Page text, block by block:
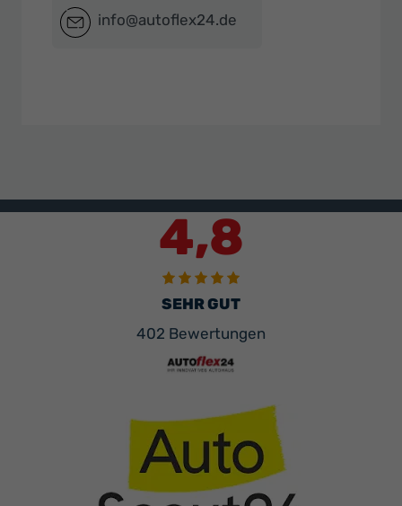
info@autoflex24.de
4,8
SEHR GUT
402 Bewertungen